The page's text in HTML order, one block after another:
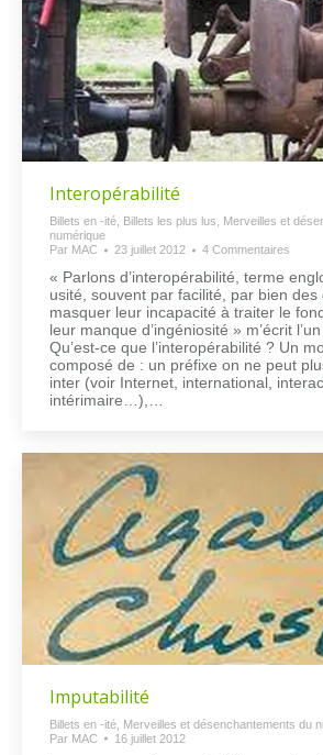
Interopérabilité
Billets en -ité Billets les plus lus
Merveilles et
numérique
Par MAC 23 juillet 2012 4 Commentaires
« Parlons d’interopérabilité, terme
usité, souvent par facilité, par bien des
masquer leur incapacité à traiter le
leur manque d’ingéniosité » m’écrit
Qu’est-ce que l’interopérabilité ? Un
composé de : un préfixe on ne peut
inter (voir Internet, international,
intérimaire…),…
Imputabilité
Billets en -ité Merveilles et désenchantements du
Par MAC 16 juillet 2012